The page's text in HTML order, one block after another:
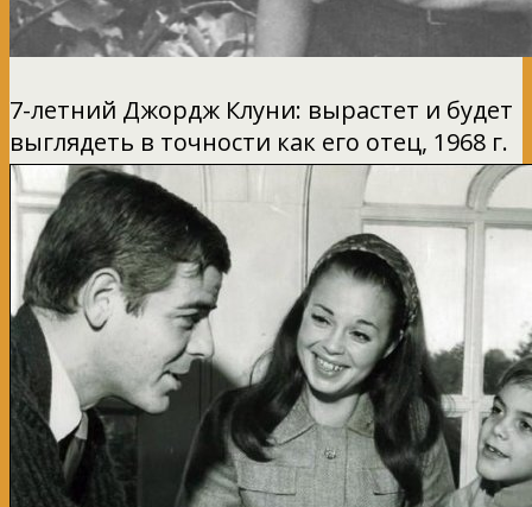
7-летний Джордж Клуни: вырастет и будет
выглядеть в точности как его отец, 1968 г.